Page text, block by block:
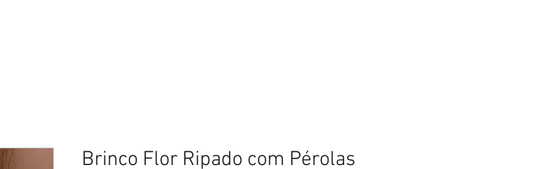
Brinco Flor Ripado com Pérolas